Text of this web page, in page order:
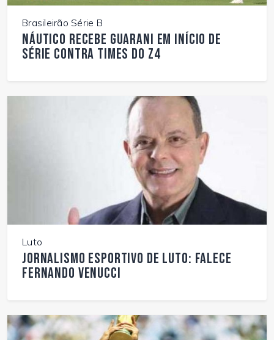
Brasileirão Série B
Náutico recebe Guarani em início de
série contra times do Z4
Luto
Jornalismo esportivo de luto: falece
Fernando Venucci